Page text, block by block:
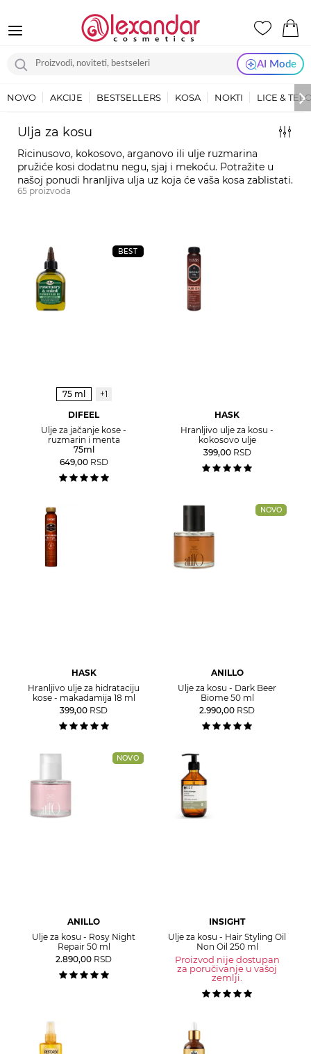
AI Mode
NOVO AKCIJE BESTSELLERS KOSA NOKTI LICE &
Ulja za kosu
Ricinusovo, kokosovo, arganovo ili ulje ruzmarina
pružiće kosi dodatnu negu, sjaj i mekoću. Potražite u
našoj ponudi hranljiva ulja uz koja će vaša kosa zablistati.
65 proizvoda
BEST
75 ml
+1
DIFEEL
Ulje za jačanje kose -
ruzmarin i menta
75ml
649,00 RSD
HASK
Hranljivo ulje za kosu -
kokosovo ulje
399,00 RSD
HASK
Hranljivo ulje za hidrataciju
kose - makadamija 18 ml
399,00 RSD
NOVO
ANILLO
Ulje za kosu - Dark Beer
Biome 50 ml
2.990,00 RSD
NOVO
ANILLO
Ulje za kosu - Rosy Night
Repair 50 ml
2.890,00 RSD
INSIGHT
Ulje za kosu - Hair Styling Oil
Non Oil 250 ml
Proizvod nije dostupan
za poručivanje u vašoj
zemlji.